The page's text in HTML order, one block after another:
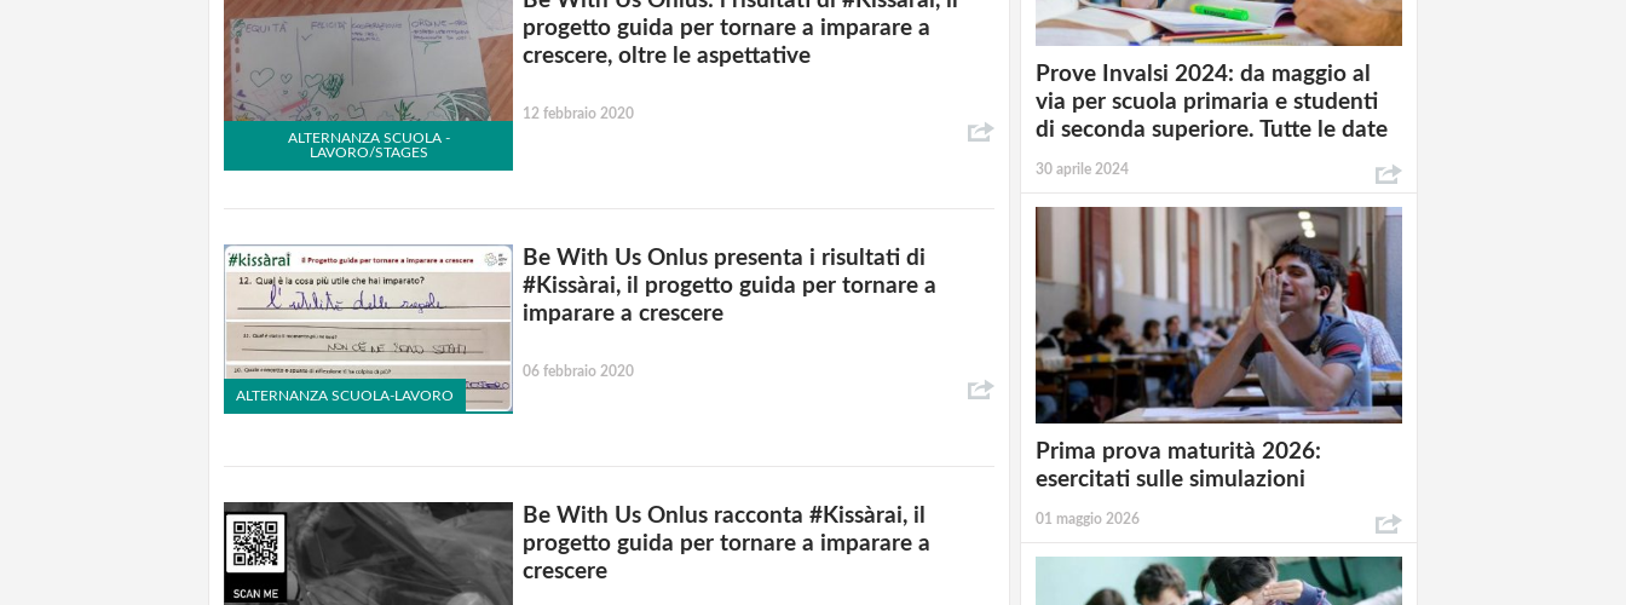
ALTERNANZA SCUOLA -
LAVORO/STAGES
progetto guida per tornare a imparare a
crescere, oltre le aspettative
12 febbraio 2020
ALTERNANZA SCUOLA-LAVORO
Be With Us Onlus presenta i risultati di
#Kissàrai, il progetto guida per tornare a
imparare a crescere
06 febbraio 2020
Be With Us Onlus racconta #Kissàrai, il
progetto guida per tornare a imparare a
crescere
Prove Invalsi 2024: da maggio al
via per scuola primaria e studenti
di seconda superiore. Tutte le date
30 aprile 2024
Prima prova maturità 2026:
esercitati sulle simulazioni
01 maggio 2026